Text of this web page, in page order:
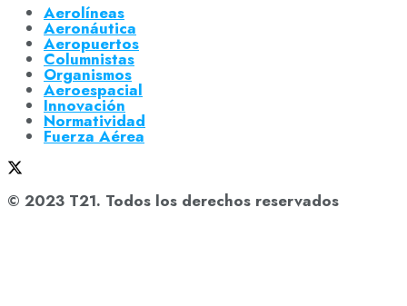
Aerolíneas
Aeronáutica
Aeropuertos
Columnistas
Organismos
Aeroespacial
Innovación
Normatividad
Fuerza Aérea
© 2023 T21. Todos los derechos reservados